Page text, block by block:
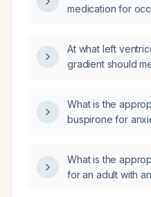
medication for
At what left
gradient should
What is the
buspirone for
What is the
for an adult with